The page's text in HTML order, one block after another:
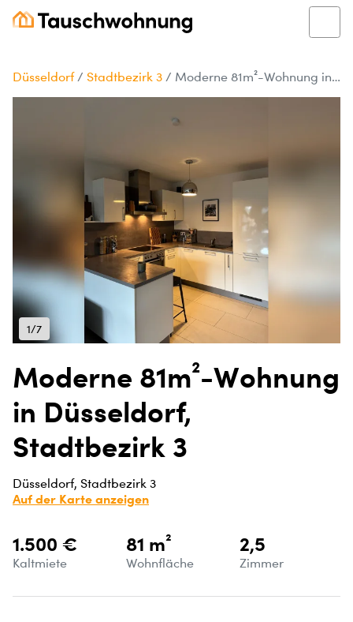
Düsseldorf / Stadtbezirk 3 / Moderne 81m²-Wohnung in Düsseldorf, Stadtbezirk 3
1/7
Moderne 81m²-Wohnung
in Düsseldorf,
Stadtbezirk 3
Düsseldorf, Stadtbezirk 3
Auf der Karte anzeigen
1.500 €
Kaltmiete
81 m²
Wohnfläche
2,5
Zimmer